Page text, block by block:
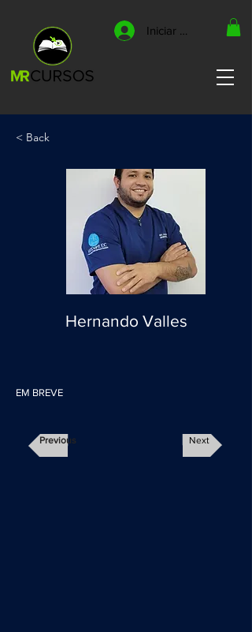
Iniciar sesión
< Back
Hernando Valles
EM BREVE
Previous Next